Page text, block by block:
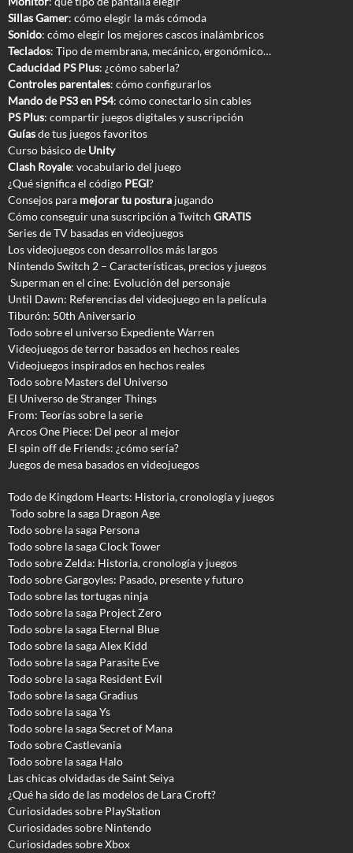
Sillas Gamer: cómo elegir la más cómoda
Sonido: cómo elegir los mejores cascos inalámbricos
Teclados: Tipo de membrana, mecánico, ergonómico…
Caducidad PS Plus: ¿cómo saberla?
Controles parentales: cómo configurarlos
Mando de PS3 en PS4: cómo conectarlo sin cables
PS Plus: compartir juegos digitales y suscripción
Guíasde tus juegos favoritos
Curso básico de Unity
Clash Royale: vocabulario del juego
¿Qué significa el código PEGI?
Consejos para mejorar tu postura jugando
Cómo conseguir una suscripción a Twitch GRATIS
Series de TV basadas en videojuegos
Los videojuegos con desarrollos más largos
Nintendo Switch 2 – Características, precios y juegos
Superman en el cine: Evolución del personaje
Until Dawn: Referencias del videojuego en la película
Tiburón: 50th Aniversario
Todo sobre el universo Expediente Warren
Videojuegos de terror basados en hechos reales
Videojuegos inspirados en hechos reales
Todo sobre Masters del Universo
El Universo de Stranger Things
From: Teorías sobre la serie
Arcos One Piece: Del peor al mejor
El spin off de Friends: ¿cómo sería?
Juegos de mesa basados en videojuegos
Todo de Kingdom Hearts: Historia, cronología y juegos
Todo sobre la saga Dragon Age
Todo sobre la saga Persona
Todo sobre la saga Clock Tower
Todo sobre Zelda: Historia, cronología y juegos
Todo sobre Gargoyles: Pasado, presente y futuro
Todo sobre las tortugas ninja
Todo sobre la saga Project Zero
Todo sobre la saga Eternal Blue
Todo sobre la saga Alex Kidd
Todo sobre la saga Parasite Eve
Todo sobre la saga Resident Evil
Todo sobre la saga Gradius
Todo sobre la saga Ys
Todo sobre la saga Secret of Mana
Todo sobre Castlevania
Todo sobre la saga Halo
Las chicas olvidadas de Saint Seiya
¿Qué ha sido de las modelos de Lara Croft?
Curiosidades sobre PlayStation
Curiosidades sobre Nintendo
Curiosidades sobre Xbox